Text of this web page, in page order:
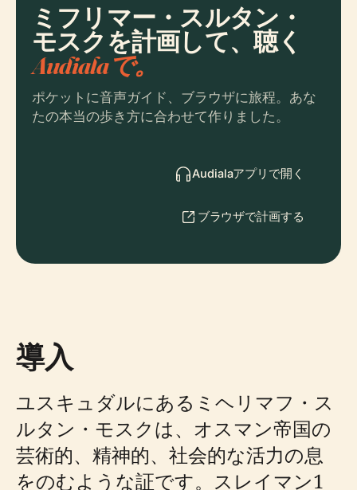
ミフリマー・スルタン・
モスクを計画して、聴く
Audialaで。
ポケットに音声ガイド、ブラウザに旅程。あな
たの本当の歩き方に合わせて作りました。
Audialaアプリで開く
ブラウザで計画する
導入
ユスキュダルにあるミヘリマフ・ス
ルタン・モスクは、オスマン帝国の
芸術的、精神的、社会的な活力の息
をのむような証です。スレイマン1